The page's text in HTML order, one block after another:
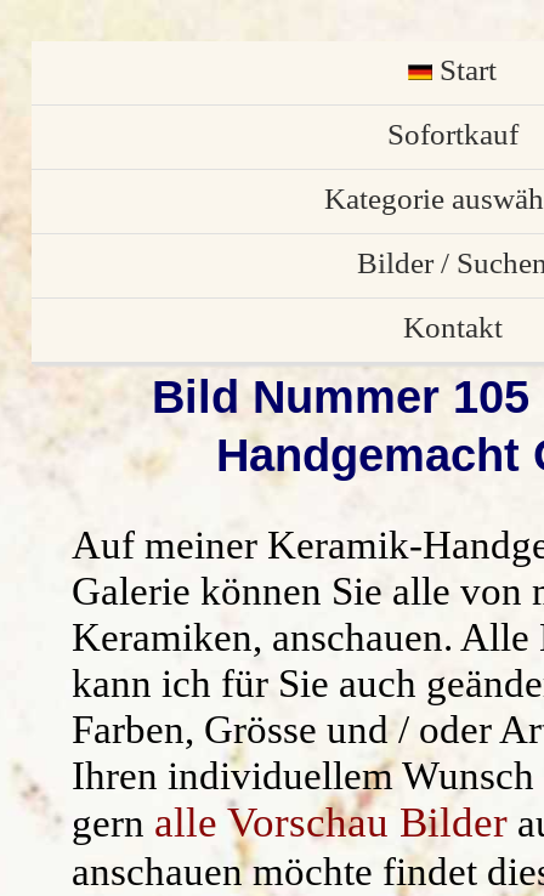
Start
English
Sofortkauf
Kategorie
Osterschmuck
individuelle
Kantenhocker
Uhren /
Bilder /
Bilder von
Bilder Galerie
alle Vorschau
Kontakt
Anfrage/
Impressum
Widerruf/
Bild Nummer
Handgemacht
Auf meiner Keramik-
Galerie können Sie alle von
Keramiken, anschauen. Alle
kann ich für Sie auch
Farben, Grösse und / oder
Ihren individuellem Wunsch
gern alle Vorschau Bilder
anschauen möchte findet